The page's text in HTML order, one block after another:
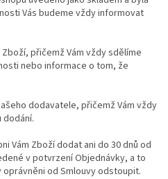
Vás budeme vždy informovat
přičemž Vám vždy sdělíme
nebo informace o tom, že
dodavatele, přičemž Vám vždy
Vám Zboží dodat ani do 30 dnů od
v potvrzení Objednávky, a to
oprávněni od Smlouvy odstoupit.